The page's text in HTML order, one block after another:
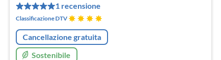
1 recensione
Classificazione DTV
Cancellazione gratuita
Sostenibile